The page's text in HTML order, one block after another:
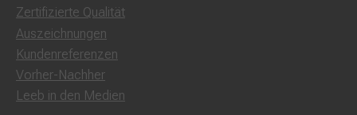
Zertifizierte Qualität
Auszeichnungen
Kundenreferenzen
Vorher-Nachher
Leeb in den Medien